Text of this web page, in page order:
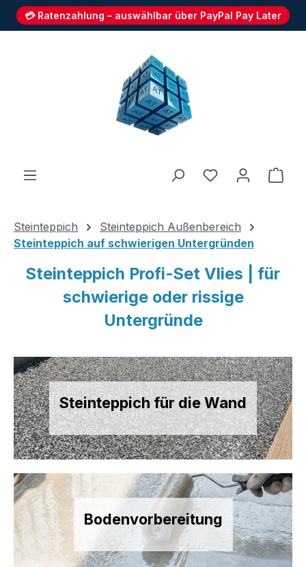
💳 Ratenzahlung – auswählbar über PayPal Pay Later
Du hast 0
Steinteppich
Steinteppich Außenbereich
Steinteppich auf schwierigen Untergründen
Steinteppich Profi-Set Vlies | für
schwierige oder rissige
Untergründe
Steinteppich für die Wand
Bodenvorbereitung